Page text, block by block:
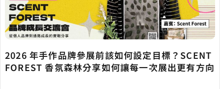
2026 年手作品牌參展前該如何設定目標？SCENT
FOREST 香氛森林分享如何讓每一次展出更有方向